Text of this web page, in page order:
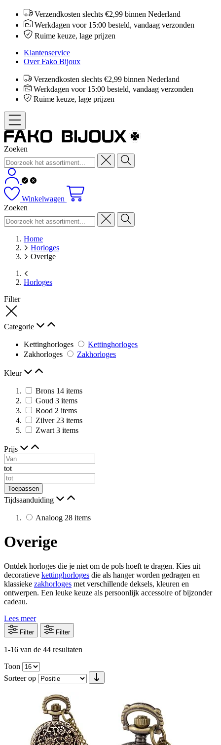
Verzendkosten slechts €2,99 binnen Nederland
Werkdagen voor 15:00 besteld, vandaag verzonden
Ruime keuze, lage prijzen
Klantenservice
Over Fako Bijoux
Verzendkosten slechts €2,99 binnen Nederland
Werkdagen voor 15:00 besteld, vandaag verzonden
Ruime keuze, lage prijzen
Zoeken
Winkelwagen
Zoeken
Home
Horloges
Overige
Horloges
Filter
Categorie
Kettinghorloges
Kettinghorloges
Zakhorloges
Zakhorloges
Kleur
Brons 14 items
Goud 3 items
Rood 2 items
Zilver 23 items
Zwart 3 items
Prijs
tot
Toepassen
Tijdsaanduiding
Analoog 28 items
Overige
Ontdek horloges die je niet om de pols hoeft te dragen. Kies uit
decoratieve kettinghorloges die als hanger worden gedragen en
klassieke zakhorloges met verschillende deksels, kleuren en
ontwerpen. Een leuke keuze als persoonlijk accessoire of bijzonder
cadeau.
Lees meer
Filter Filter
1-16 van de 44 resultaten
Toon
Sorteer op